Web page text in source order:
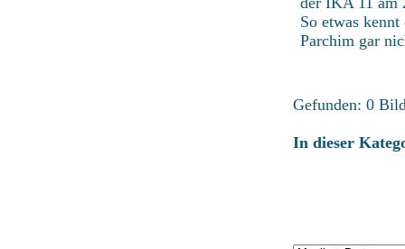
So etwas
Parchim gar
Gefunden: 0
In dieser